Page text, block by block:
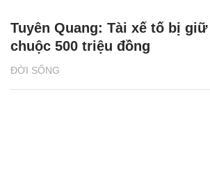
ĐỜI SỐNG
Tuyên Quang: Tài xế tố bị
chuộc 500 triệu đồng